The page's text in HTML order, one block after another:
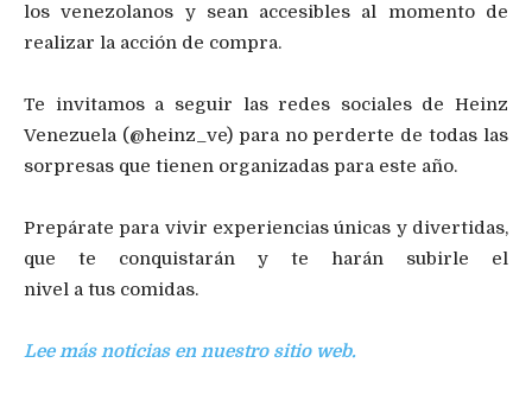
los venezolanos y sean accesibles al momento de
realizar la acción de compra.
Te invitamos a seguir las redes sociales de Heinz
Venezuela (@heinz_ve) para no perderte de todas las
sorpresas que tienen organizadas para este año.
Prepárate para vivir experiencias únicas y divertidas,
que te conquistarán y te harán subirle el
nivel a tus comidas.
Lee más noticias en nuestro sitio web.